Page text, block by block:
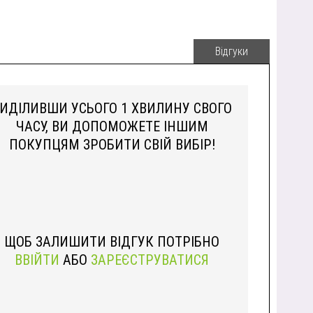
Відгуки
УСЬОГО 1 ХВИЛИНУ СВОГО
ЧАСУ, ВИ ДОПОМОЖЕТЕ ІНШИМ
ПОКУПЦЯМ ЗРОБИТИ СВІЙ ВИБІР!
ЩОБ ЗАЛИШИТИ ВІДГУК ПОТРІБНО
ВВІЙТИ АБО ЗАРЕЄСТРУВАТИСЯ